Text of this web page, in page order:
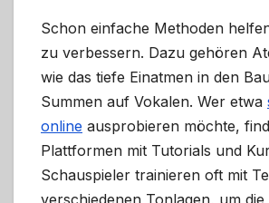
Schon einfache Methoden
zu verbessern. Dazu gehören
wie das tiefe Einatmen in den
Summen auf Vokalen. Wer etwa
online ausprobieren möchte,
Plattformen mit Tutorials und
Schauspieler trainieren oft mit
verschiedenen Tonlagen, um die